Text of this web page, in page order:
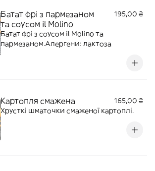
Батат фрі з пармезаном
та соусом il Molino
195,00 ₴
Батат фрі з соусом il Molino та
пармезаном.Алергени: лактоза
Картопля смажена
165,00 ₴
Хрусткі шматочки смаженої картоплі.